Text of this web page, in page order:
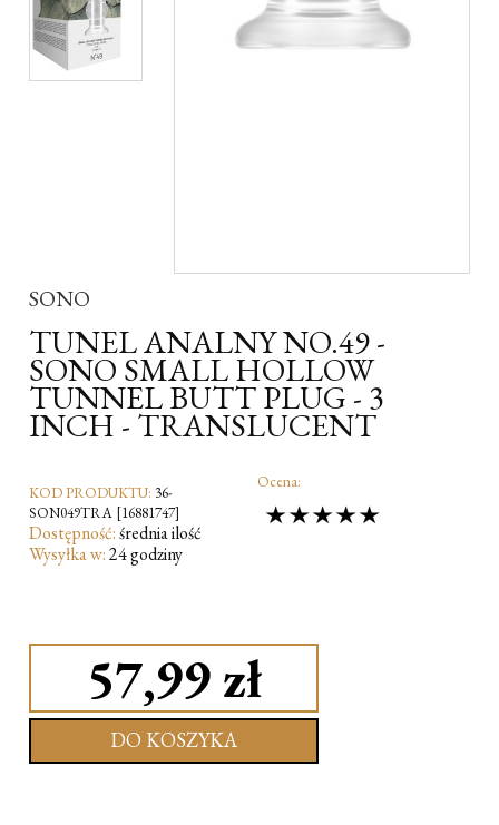
SONO
TUNEL ANALNY NO.49 -
SONO SMALL HOLLOW
TUNNEL BUTT PLUG - 3
INCH - TRANSLUCENT
KOD PRODUKTU: 36-
SON049TRA [16881747]
Dostępność:średnia ilość
Wysyłka w:24 godziny
Ocena:
57,99 zł
DO KOSZYKA